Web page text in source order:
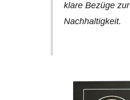
klare Bezüge zur
Nachhaltigkeit.